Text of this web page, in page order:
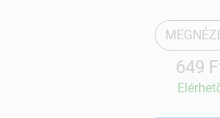
649